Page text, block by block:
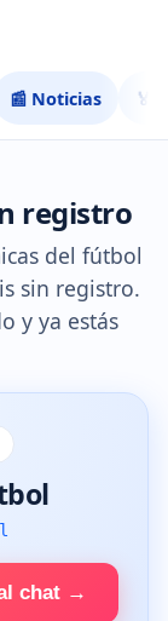
📰 Noticias 🏅
registro
del fútbol
sin registro.
y ya estás
chat →